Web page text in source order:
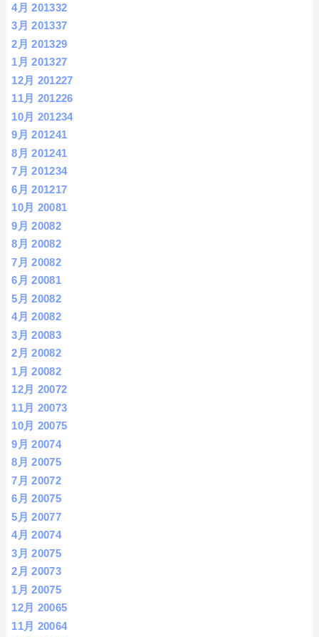
4月 201332
3月 201337
2月 201329
1月 201327
12月 201227
11月 201226
10月 201234
9月 201241
8月 201241
7月 201234
6月 201217
10月 20081
9月 20082
8月 20082
7月 20082
6月 20081
5月 20082
4月 20082
3月 20083
2月 20082
1月 20082
12月 20072
11月 20073
10月 20075
9月 20074
8月 20075
7月 20072
6月 20075
5月 20077
4月 20074
3月 20075
2月 20073
1月 20075
12月 20065
11月 20064